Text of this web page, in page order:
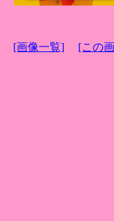
[画像一覧] [この